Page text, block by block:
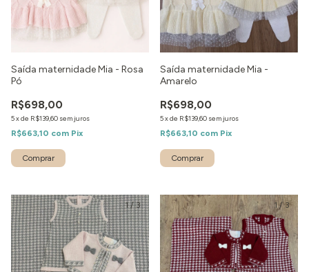
Saída maternidade Mia - Rosa
Pó
R$698,00
5xde R$139,60 sem juros
R$663,10 com Pix
Comprar
Saída maternidade Mia -
Amarelo
R$698,00
5xde R$139,60 sem juros
R$663,10 com Pix
Comprar
1/3 1/3